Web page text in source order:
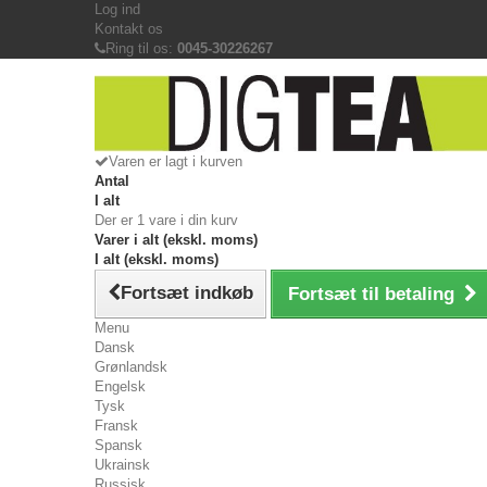
Log ind
Kontakt os
Ring til os: 0045-30226267
Varen er lagt i kurven
Antal
I alt
Der er 1 vare i din kurv
Varer i alt (ekskl. moms)
I alt (ekskl. moms)
Fortsæt indkøb Fortsæt til betaling
Menu
Dansk
Grønlandsk
Engelsk
Tysk
Fransk
Spansk
Ukrainsk